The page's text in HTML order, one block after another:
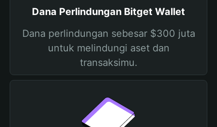
Dana Perlindungan Bitget Wallet
Dana perlindungan sebesar $300 juta
untuk melindungi aset dan
transaksimu.